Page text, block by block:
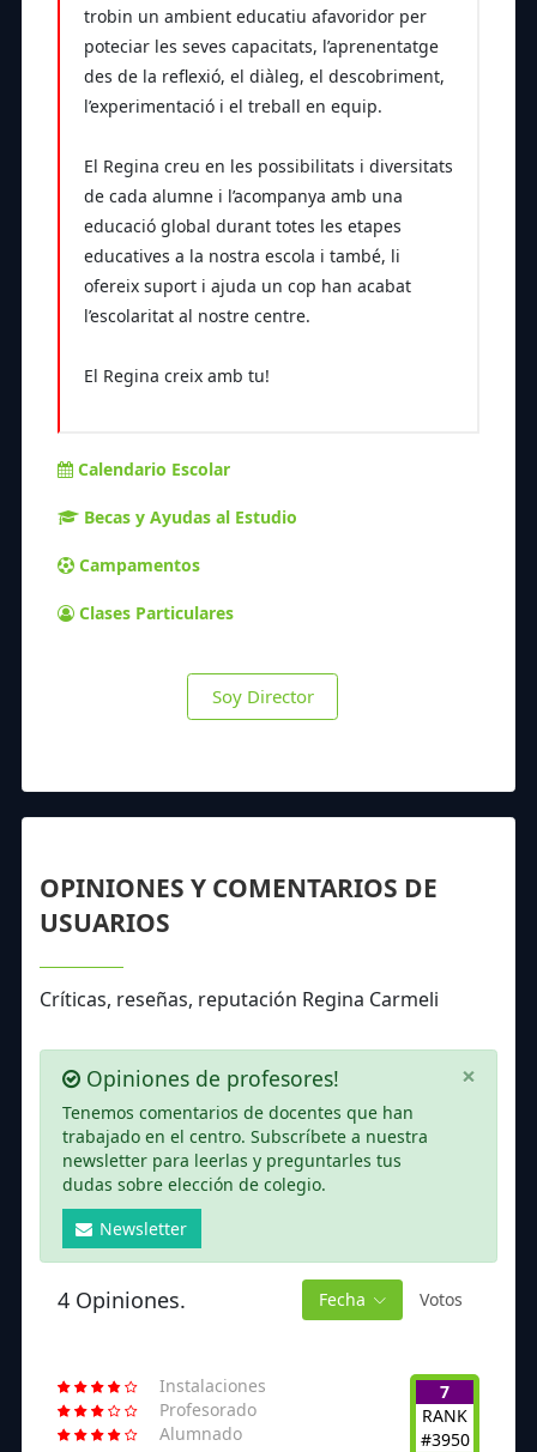
trobin un ambient educatiu afavoridor per
poteciar les seves capacitats, l’aprenentatge
des de la reflexió, el diàleg, el descobriment,
l’experimentació i el treball en equip.
El Regina creu en les possibilitats i diversitats
de cada alumne i l’acompanya amb una
educació global durant totes les etapes
educatives a la nostra escola i també, li
ofereix suport i ajuda un cop han acabat
l’escolaritat al nostre centre.
El Regina creix amb tu!
Calendario Escolar
Becas y Ayudas al Estudio
Campamentos
Clases Particulares
Soy Director
OPINIONES Y COMENTARIOS DE
USUARIOS
Críticas, reseñas, reputación Regina Carmeli
×
Opiniones de profesores!
Tenemos comentarios de docentes que han
trabajado en el centro. Subscríbete a nuestra
newsletter para leerlas y preguntarles tus
dudas sobre elección de colegio.
Newsletter
4 Opiniones. Fecha Votos
Instalaciones
Profesorado
Alumnado
7
RANK
#3950